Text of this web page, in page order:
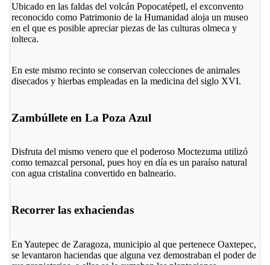
Ubicado en las faldas del volcán Popocatépetl, el exconvento
reconocido como Patrimonio de la Humanidad aloja un museo
en el que es posible apreciar piezas de las culturas olmeca y
tolteca.
En este mismo recinto se conservan colecciones de animales
disecados y hierbas empleadas en la medicina del siglo XVI.
Zambúllete en La Poza Azul
Disfruta del mismo venero que el poderoso Moctezuma utilizó
como temazcal personal, pues hoy en día es un paraíso natural
con agua cristalina convertido en balneario.
Recorrer las exhaciendas
En Yautepec de Zaragoza, municipio al que pertenece Oaxtepec,
se levantaron haciendas que alguna vez demostraban el poder de